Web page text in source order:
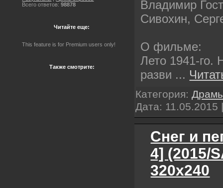
Всего ответов:98878
Читайте еще:
This feature is for Premium users only!
Также смотрите:
Владимир
Сивохин,
О фильме:
Лето 1941-го.
разви ...
Категория:
Дата: 11.05.2015
Снег и
4] (2015/
320х240